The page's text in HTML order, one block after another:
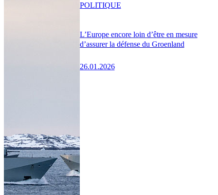
L’Europe encore loin d’être en mesure
d’assurer la défense du Groenland
26.01.2026
POLITIQUE